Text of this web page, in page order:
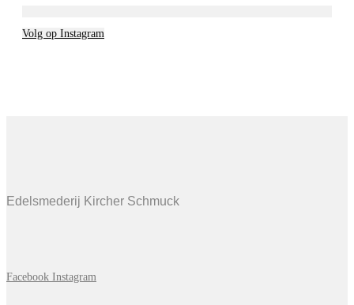
Volg op Instagram
Edelsmederij Kircher Schmuck
Facebook Instagram